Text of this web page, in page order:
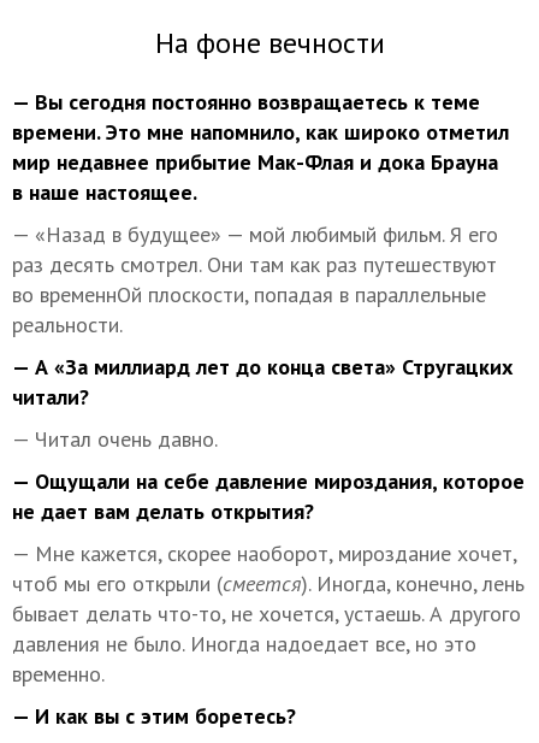
На фоне вечности
— Вы сегодня постоянно возвращаетесь к теме
времени. Это мне напомнило, как широко отметил
мир недавнее прибытие Мак-Флая и дока Брауна
в наше настоящее.
— «Назад в будущее» — мой любимый фильм. Я его
раз десять смотрел. Они там как раз путешествуют
во временнОй плоскости, попадая в параллельные
реальности.
— А «За миллиард лет до конца света» Стругацких
читали?
— Читал очень давно.
— Ощущали на себе давление мироздания, которое
не дает вам делать открытия?
— Мне кажется, скорее наоборот, мироздание хочет,
чтоб мы его открыли (смеется). Иногда, конечно, лень
бывает делать что-то, не хочется, устаешь. А другого
давления не было. Иногда надоедает все, но это
временно.
— И как вы с этим боретесь?